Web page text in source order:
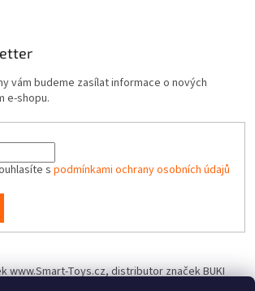
vám budeme zasílat informace o nových
e-shopu.
s podmínkami ochrany osobních údajů
www.Smart-Toys.cz, distributor značek BUKI